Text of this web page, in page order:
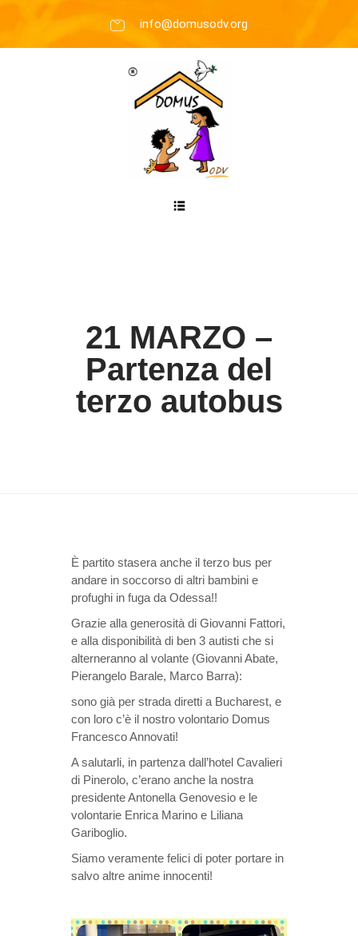
info@domusodv.org
21 MARZO –
Partenza del
terzo autobus
È partito stasera anche il terzo bus per
andare in soccorso di altri bambini e
profughi in fuga da Odessa!!
Grazie alla generosità di Giovanni Fattori,
e alla disponibilità di ben 3 autisti che si
alterneranno al volante (Giovanni Abate,
Pierangelo Barale, Marco Barra):
sono già per strada diretti a Bucharest, e
con loro c’è il nostro volontario Domus
Francesco Annovati!
A salutarli, in partenza dall’hotel Cavalieri
di Pinerolo, c’erano anche la nostra
presidente Antonella Genovesio e le
volontarie Enrica Marino e Liliana
Gariboglio.
Siamo veramente felici di poter portare in
salvo altre anime innocenti!